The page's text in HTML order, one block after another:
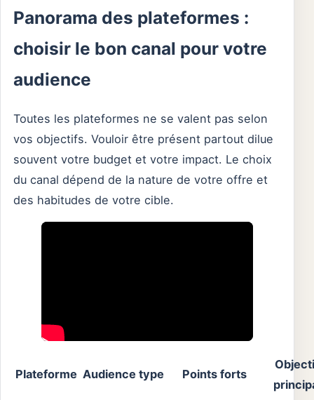
Panorama des plateformes :
choisir le bon canal pour votre
audience
Toutes les plateformes ne se valent pas selon
vos objectifs. Vouloir être présent partout dilue
souvent votre budget et votre impact. Le choix
du canal dépend de la nature de votre offre et
des habitudes de votre cible.
Plateforme Audience type Points forts